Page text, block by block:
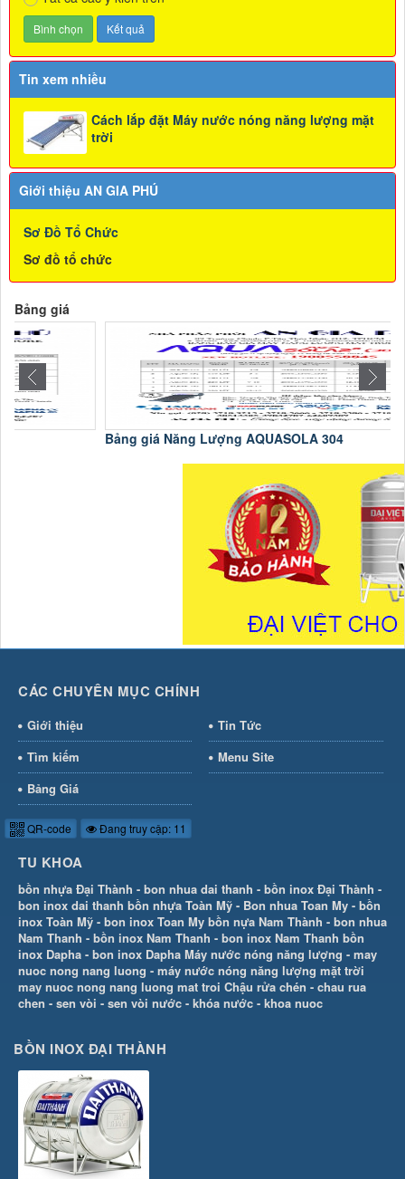
Tin xem nhiều
Cách lắp đặt Máy nước nóng năng lượng mặt
trời
Giới thiệu AN GIA PHÚ
Sơ Đồ Tổ Chức
Sơ đồ tổ chức
Bảng giá
Bảng giá Năng Lượng AQUASOLA 304
CÁC CHUYÊN MỤC CHÍNH
Giới thiệu
Tin Tức
Tìm kiếm
Menu Site
Bảng Giá
QR-code Đang truy cập: 11
TU KHOA
bồn nhựa Đại Thành - bon nhua dai thanh - bồn inox Đại Thành -
bon inox dai thanh bồn nhựa Toàn Mỹ - Bon nhua Toan My - bồn
inox Toàn Mỹ - bon inox Toan My bồn nựa Nam Thành - bon nhua
Nam Thanh - bồn inox Nam Thanh - bon inox Nam Thanh bồn
inox Dapha - bon inox Dapha Máy nước nóng năng lượng - may
nuoc nong nang luong - máy nước nóng năng lượng mặt trời
may nuoc nong nang luong mat troi Chậu rửa chén - chau rua
chen - sen vòi - sen vòi nước - khóa nước - khoa nuoc
BỒN INOX ĐẠI THÀNH